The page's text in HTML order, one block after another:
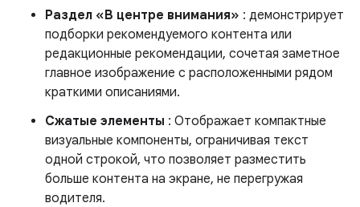
Раздел «В центре внимания» : демонстрирует
подборки рекомендуемого контента или
редакционные рекомендации, сочетая заметное
главное изображение с расположенными рядом
краткими описаниями.
Сжатые элементы : Отображает компактные
визуальные компоненты, ограничивая текст
одной строкой, что позволяет разместить
больше контента на экране, не перегружая
водителя.